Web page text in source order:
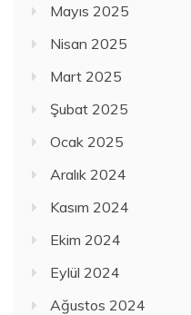
Mayıs 2025
Nisan 2025
Mart 2025
Şubat 2025
Ocak 2025
Aralık 2024
Kasım 2024
Ekim 2024
Eylül 2024
Ağustos 2024